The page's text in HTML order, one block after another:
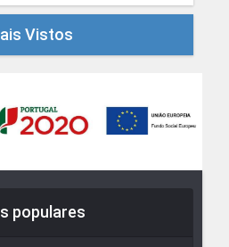
Vistos
populares